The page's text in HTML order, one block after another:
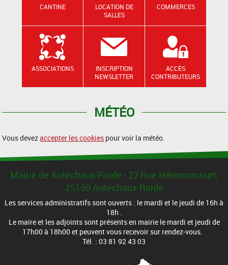
CANTINE
LOCATION DE
SALLES
COMMERCES
ASSOCIATIONS
INSCRIPTION
NEWSLETTER
ACCÈS
CONTRIBUTEURS
MÉTÉO
Vous devezaccepter les cookies pour voir la météo.
Mairie de Autechaux-Roide - 23 Rue Hérimoncourt,
25150 Autechaux-Roide
Les services administratifs sont ouverts : le mardi et le jeudi de 16h à
18h .
Le maire et les adjoints sont présents en mairie le mardi et jeudi de
17h00 à 18h00 et peuvent vous recevoir sur rendez-vous.
Tél. : 03 81 92 43 03